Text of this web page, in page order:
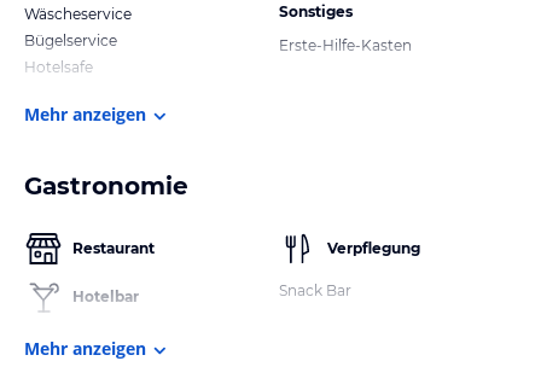
Wäscheservice
Bügelservice
Hotelsafe
Sonstiges
Erste-Hilfe-Kasten
Mehr anzeigen
Gastronomie
Restaurant
Hotelbar
Verpflegung
Snack Bar
Mehr anzeigen